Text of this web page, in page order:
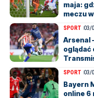
maja:
meczu
SPORT 03/
Arsenal
oglądać
SPORT 03/
Bayern
online 6